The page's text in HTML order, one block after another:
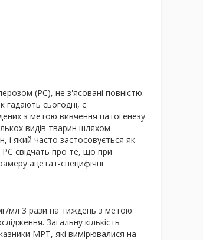
(РС), не з'ясовані повністю.
гадають сьогодні, є
з метою вивчення патогенезу
видів тварин шляхом
і який часто застосовується як
РС свідчать про те, що при
ацетат-специфічні
мг/мл 3 рази на тиждень з метою
Загальну кількість
МРТ, які вимірювалися на